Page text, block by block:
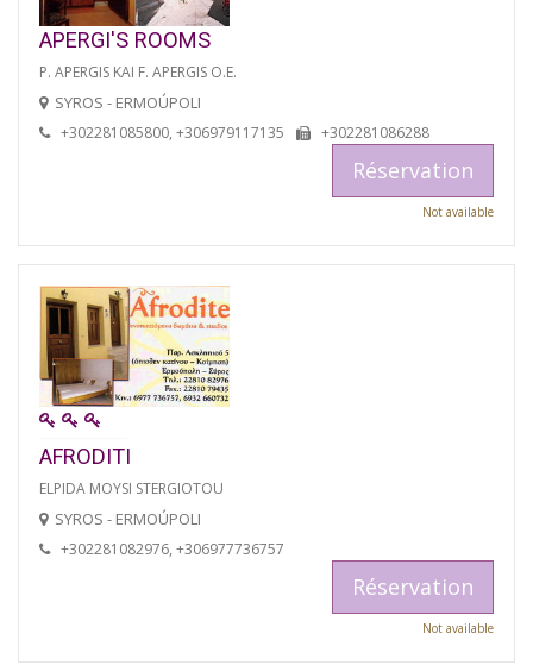
APERGI'S ROOMS
P. APERGIS KAI F. APERGIS O.E.
SYROS - ERMOÚPOLI
+302281085800, +306979117135 +302281086288
Réservation
Not available
AFRODITI
ELPIDA MOYSI STERGIOTOU
SYROS - ERMOÚPOLI
+302281082976, +306977736757
Réservation
Not available